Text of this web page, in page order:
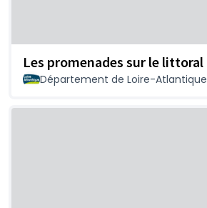
Les promenades sur le littoral
Département de Loire-Atlantique